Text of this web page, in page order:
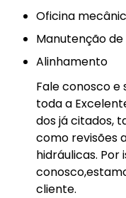
Oficina
manutenção
Alinhamento
Fale conosco e
toda a
dos já citados,
como revisões
hidráulicas.
cliente.